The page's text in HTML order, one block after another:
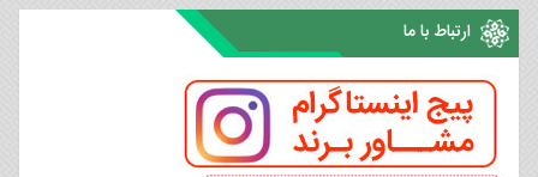
ارتباط با ما